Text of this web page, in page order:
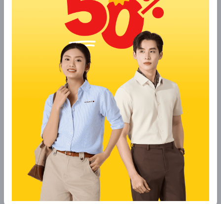
Cách phối giày với tất lưới cho nữ sexy
Tuy nhiên, khi bạn quyết định mặc chúng cùng với tất lưới, sự
kết hợp này tạo nên sự cuốn hút mạnh mẽ hơn cho đôi giày.
Cách phối giày với tất cho nữ này đã tạo nên sự "sức hút"
mạnh mẽ hơn cho giày bốt cổ thấp và cho phép người mặc tỏa
sáng và thể hiện phong cách riêng một cách tốt hơn.
6. Mix giày với tất chấm bi cho nàng sành
Nếu bạn muốn thể hiện sự điệu đà và tinh tế, hãy xem xét việc
kết hợp giày cao gót với tất chấm bi. Những chiếc tất này
thường được thiết kế độc đáo với các chấm bi nổi bật và cổ
tất viền ren, tạo nên một vẻ điệu đà đặc biệt.
Khi kết hợp chúng với giày cao gót, bạn tạo ra một sự hoàn
hảo giữa nữ tính và điệu đà. Phong cách này đặc biệt phù hợp
cho những người phụ nữ yêu thích sự nữ tính và điệu đà.